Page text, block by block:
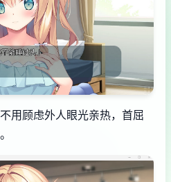
用顾虑外人眼光亲热，首屈